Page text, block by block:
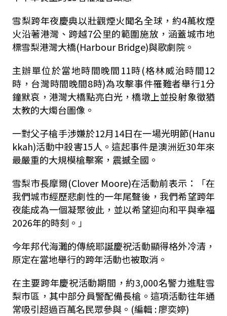
雪梨跨年夜慶典以壯觀煙火聞名全球，約4萬枚煙
火沿著港灣、跨越7公里的範圍施放，涵蓋城市地
標雪梨港灣大橋(Harbour Bridge)與歌劇院。
主辦單位於當地時間晚間11時(格林威治時間12
時，台灣時間晚間8時)為攻擊事件罹難者舉行1分
鐘默哀，港灣大橋點亮白光，橋墩上並投射象徵猶
太教的大燭台圖像。
一對父子槍手涉嫌於12月14日在一場光明節(Hanu
kkah)活動中殺害15人。這起事件是澳洲近30年來
最嚴重的大規模槍擊案，震撼全國。
雪梨市長摩爾(Clover Moore)在活動前表示：「在
我們城市經歷悲劇性的一年尾聲後，我們希望跨年
夜能成為一個凝聚彼此，並以希望迎向和平與幸福
2026年的時刻。」
今年邦代海灘的傳統耶誕慶祝活動顯得格外冷清，
原定在當地舉行的跨年活動也被取消。
在主要跨年慶祝活動期間，約3,000名警力進駐雪
梨市區，其中部分員警配備長槍。這項活動往年通
常吸引超過百萬名民眾參與。(編輯 : 廖奕婷)